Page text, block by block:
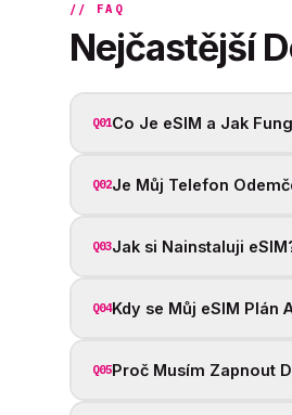
// FAQ
Nejčastější
Q01Co Je eSIM a Jak
Q02Je Můj Telefon
Q03Jak si Nainstaluji
Q04Kdy se Můj eSIM Plán
Q05Proč Musím Zapnout